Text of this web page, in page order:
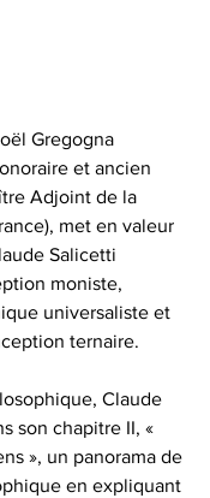
Gregogna
et ancien
Adjoint de la
, met en valeur
Salicetti
moniste,
universaliste et
ternaire.
Claude
son chapitre II, «
», un panorama de
en expliquant